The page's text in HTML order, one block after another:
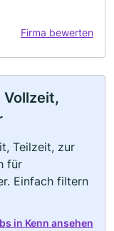
Firma bewerten
Vollzeit,
Teilzeit, zur
für
Einfach filtern
in Kenn ansehen